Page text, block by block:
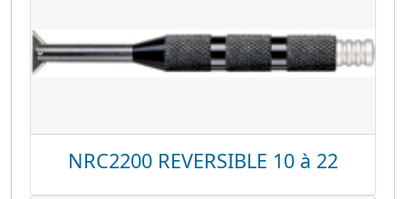
NRC2200 REVERSIBLE 10 à 22